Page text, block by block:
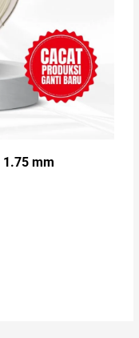
1.75 mm